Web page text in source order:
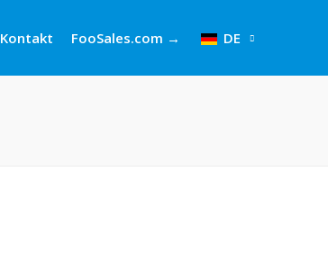
Kontakt FooSales.com → DE